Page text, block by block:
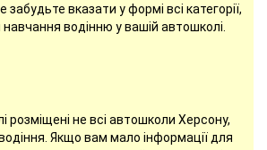
забудьте вказати у формі всі категорії,
водінню у вашій автошколі.
розміщені не всі автошколи Херсону,
Якщо вам мало інформації для